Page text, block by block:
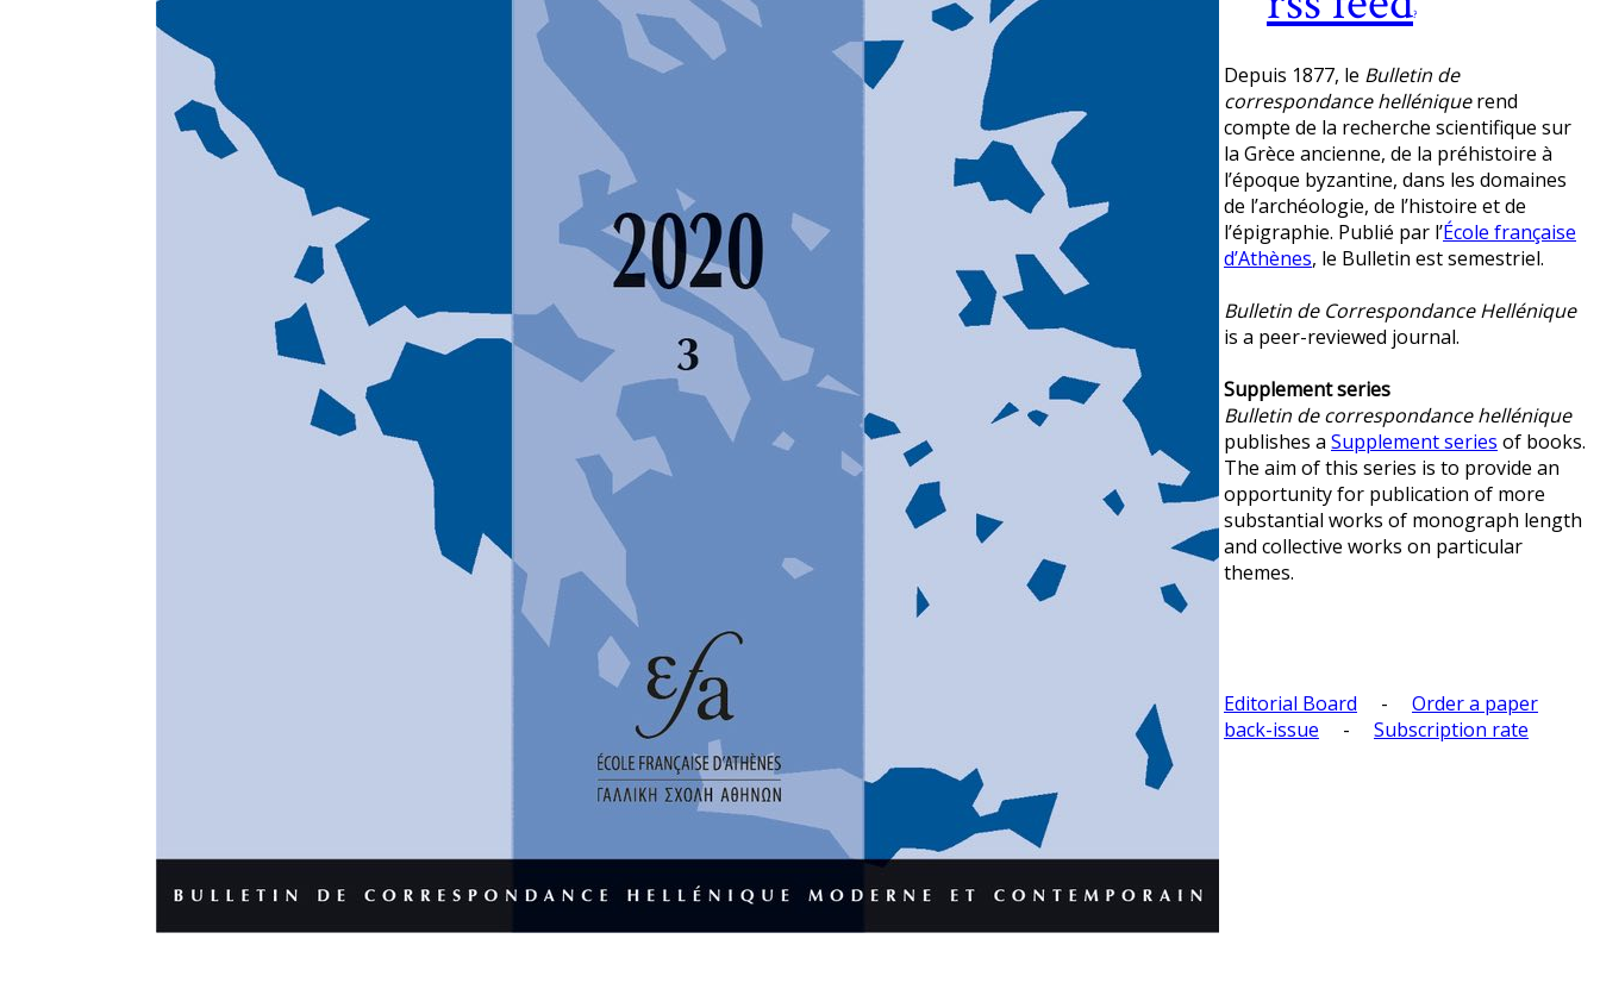
?
Depuis 1877, le Bulletin de
correspondance helléniquerend
compte de la recherche scientifique sur
la Grèce ancienne, de la préhistoire à
l’époque byzantine, dans les domaines
de l’archéologie, de l’histoire et de
l’épigraphie. Publié par l’École française
d’Athènes, le Bulletin est semestriel.
Bulletin de Correspondance Hellénique
is a peer-reviewed journal.
Supplement series
Bulletin de correspondance hellénique
publishes a Supplement series of books.
The aim of this series is to provide an
opportunity for publication of more
substantial works of monograph length
and collective works on particular
themes.
Editorial Board - Order a paper
back-issue - Subscription rate